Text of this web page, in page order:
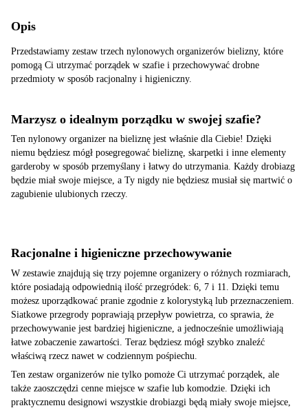
Opis
Przedstawiamy zestaw trzech nylonowych organizerów bielizny, które
pomogą Ci utrzymać porządek w szafie i przechowywać drobne
przedmioty w sposób racjonalny i higieniczny.
Marzysz o idealnym porządku w swojej szafie?
Ten nylonowy organizer na bieliznę jest właśnie dla Ciebie! Dzięki
niemu będziesz mógł posegregować bieliznę, skarpetki i inne elementy
garderoby w sposób przemyślany i łatwy do utrzymania. Każdy drobiazg
będzie miał swoje miejsce, a Ty nigdy nie będziesz musiał się martwić o
zagubienie ulubionych rzeczy.
Racjonalne i higieniczne przechowywanie
W zestawie znajdują się trzy pojemne organizery o różnych rozmiarach,
które posiadają odpowiednią ilość przegródek: 6, 7 i 11. Dzięki temu
możesz uporządkować pranie zgodnie z kolorystyką lub przeznaczeniem.
Siatkowe przegrody poprawiają przepływ powietrza, co sprawia, że
przechowywanie jest bardziej higieniczne, a jednocześnie umożliwiają
łatwe zobaczenie zawartości. Teraz będziesz mógł szybko znaleźć
właściwą rzecz nawet w codziennym pośpiechu.
Ten zestaw organizerów nie tylko pomoże Ci utrzymać porządek, ale
także zaoszczędzi cenne miejsce w szafie lub komodzie. Dzięki ich
praktycznemu designowi wszystkie drobiazgi będą miały swoje miejsce,